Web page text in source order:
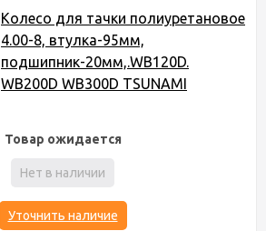
Колесо для тачки полиуретановое
4.00-8, втулка-95мм,
подшипник-20мм,.WB120D.
WB200D WB300D TSUNAMI
Товар ожидается
Нет в наличии
Уточнить наличие